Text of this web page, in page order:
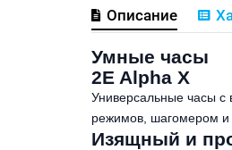
Описание
Умные часы
2E Alpha X
Универсальные часы
режимов, шагомером и
Изящный и